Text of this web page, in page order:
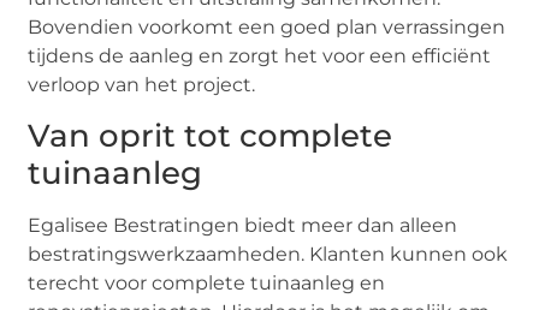
Bovendien voorkomt een goed plan verrassingen
tijdens de aanleg en zorgt het voor een efficiënt
verloop van het project.
Van oprit tot complete
tuinaanleg
Egalisee Bestratingen biedt meer dan alleen
bestratingswerkzaamheden. Klanten kunnen ook
terecht voor complete tuinaanleg en